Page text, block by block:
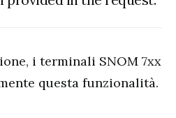
i terminali SNOM 7xx
questa funzionalità.